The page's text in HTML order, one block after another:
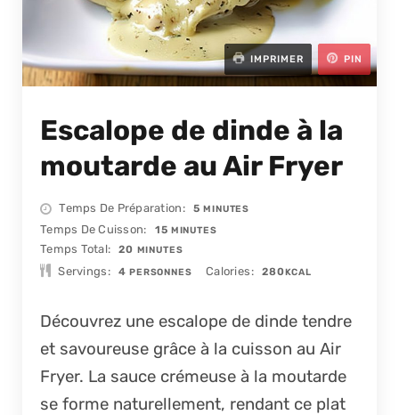
IMPRIMER PIN
Escalope de dinde à la
moutarde au Air Fryer
Temps De Préparation 5MINUTES
MINUTES
Temps De Cuisson 15MINUTES
MINUTES
Temps Total 20 MINUTES
MINUTES
Servings 4 PERSONNES Calories 280KCAL
Découvrez une escalope de dinde tendre
et savoureuse grâce à la cuisson au Air
Fryer. La sauce crémeuse à la moutarde
se forme naturellement, rendant ce plat